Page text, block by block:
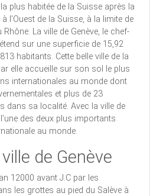
plus habitée de la Suisse après la
l’Ouest de la Suisse, à la limite de
La ville de Genève, le chef-
sur une superficie de 15,92
habitants. Cette belle ville de la
elle accueille sur son sol le plus
internationales au monde dont
et plus de 23
dans sa localité. Avec la ville de
des deux plus importants
au monde.
de Genève
12000 avant J.C par les
les grottes au pied du Salève à